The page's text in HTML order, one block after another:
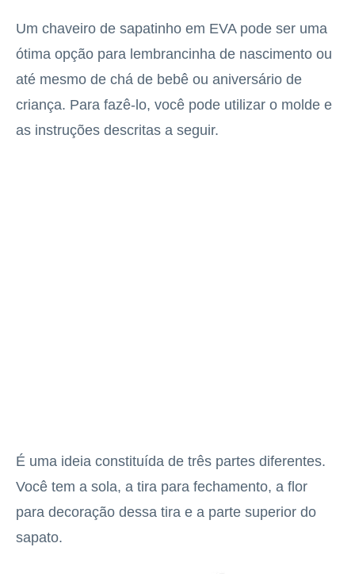
Um chaveiro de sapatinho em EVA pode ser uma
ótima opção para lembrancinha de nascimento ou
até mesmo de chá de bebê ou aniversário de
criança. Para fazê-lo, você pode utilizar o molde e
as instruções descritas a seguir.
É uma ideia constituída de três partes diferentes.
Você tem a sola, a tira para fechamento, a flor
para decoração dessa tira e a parte superior do
sapato.